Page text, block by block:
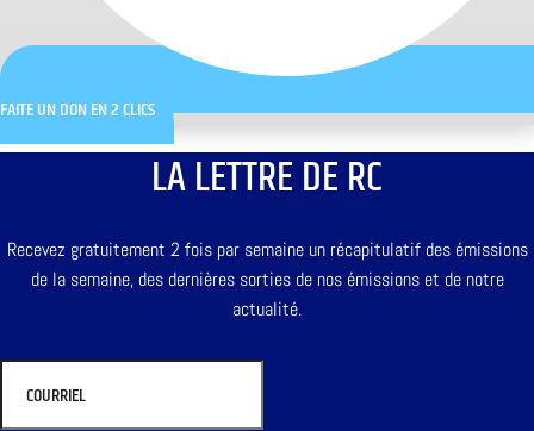
FAITE UN DON EN 2 CLICS
LA LETTRE DE RC
Recevez gratuitement 2 fois par semaine un récapitulatif des émissions
de la semaine, des dernières sorties de nos émissions et de notre
actualité.